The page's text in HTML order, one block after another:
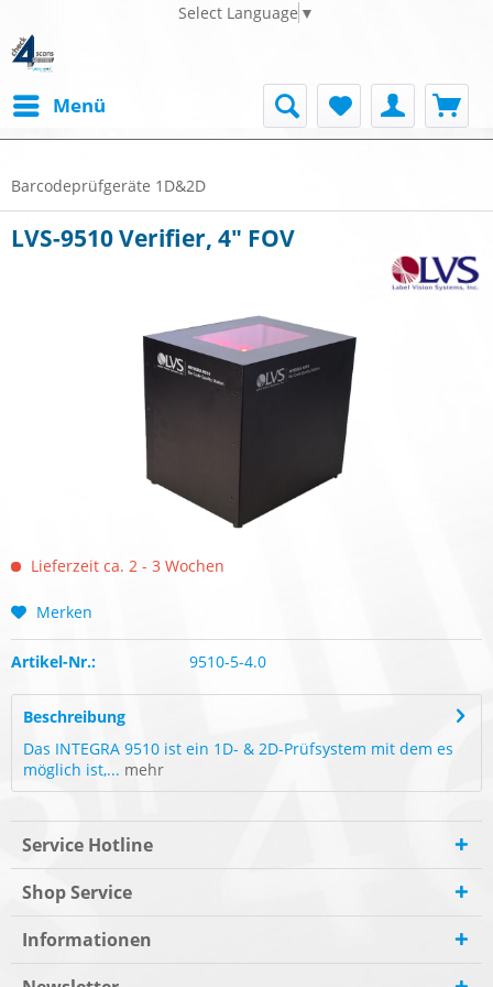
Select Language ▼
Menü
Barcodeprüfgeräte 1D&2D
LVS-9510 Verifier, 4" FOV
Lieferzeit ca. 2 - 3 Wochen
Merken
Artikel-Nr.: 9510-5-4.0
Beschreibung
Das INTEGRA 9510 ist ein 1D- & 2D-Prüfsystem mit dem es
möglich ist,... mehr
Service Hotline
Shop Service
Informationen